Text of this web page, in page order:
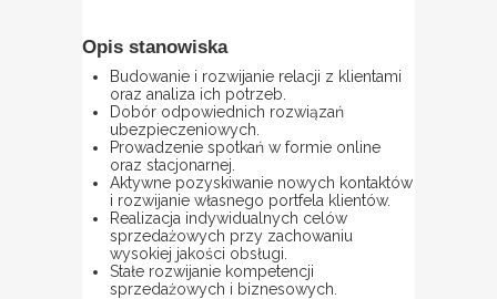
Opis stanowiska
Budowanie i rozwijanie relacji z klientami
oraz analiza ich potrzeb.
Dobór odpowiednich rozwiązań
ubezpieczeniowych.
Prowadzenie spotkań w formie online
oraz stacjonarnej.
Aktywne pozyskiwanie nowych kontaktów
i rozwijanie własnego portfela klientów.
Realizacja indywidualnych celów
sprzedażowych przy zachowaniu
wysokiej jakości obsługi.
Stałe rozwijanie kompetencji
sprzedażowych i biznesowych.